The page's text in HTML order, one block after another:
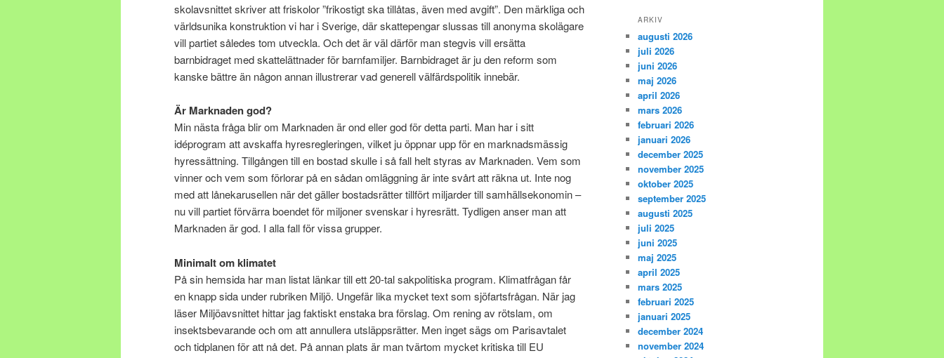
skolavsnittet skriver att friskolor ”frikostigt ska tillåtas, även med avgift”. Den märkliga och
världsunika konstruktion vi har i Sverige, där skattepengar slussas till anonyma skolägare
vill partiet således tom utveckla. Och det är väl därför man stegvis vill ersätta
barnbidraget med skattelättnader för barnfamiljer. Barnbidraget är ju den reform som
kanske bättre än någon annan illustrerar vad generell välfärdspolitik innebär.
Är Marknaden god?
Min nästa fråga blir om Marknaden är ond eller god för detta parti. Man har i sitt
idéprogram att avskaffa hyresregleringen, vilket ju öppnar upp för en marknadsmässig
hyressättning. Tillgången till en bostad skulle i så fall helt styras av Marknaden. Vem som
vinner och vem som förlorar på en sådan omläggning är inte svårt att räkna ut. Inte nog
med att lånekarusellen när det gäller bostadsrätter tillfört miljarder till samhällsekonomin –
nu vill partiet förvärra boendet för miljoner svenskar i hyresrätt. Tydligen anser man att
Marknaden är god. I alla fall för vissa grupper.
Minimalt om klimatet
På sin hemsida har man listat länkar till ett 20-tal sakpolitiska program. Klimatfrågan får
en knapp sida under rubriken Miljö. Ungefär lika mycket text som sjöfartsfrågan. När jag
läser Miljöavsnittet hittar jag faktiskt enstaka bra förslag. Om rening av rötslam, om
insektsbevarande och om att annullera utsläppsrätter. Men inget sägs om Parisavtalet
och tidplanen för att nå det. På annan plats är man tvärtom mycket kritiska till EU
ARKIV
augusti 2026
juli 2026
juni 2026
maj 2026
april 2026
mars 2026
februari 2026
januari 2026
december 2025
november 2025
oktober 2025
september 2025
augusti 2025
juli 2025
juni 2025
maj 2025
april 2025
mars 2025
februari 2025
januari 2025
december 2024
november 2024